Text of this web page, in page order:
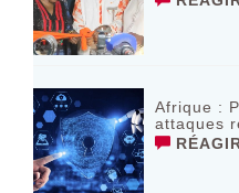
Afrique :
attaques